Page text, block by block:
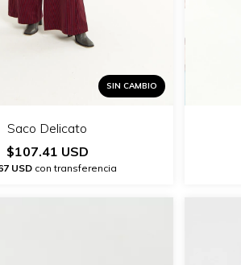
SIN CAMBIO
Saco Delicato
$107.41 USD
USD con transferencia